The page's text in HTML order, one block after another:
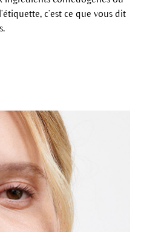
c’est ce que vous dit